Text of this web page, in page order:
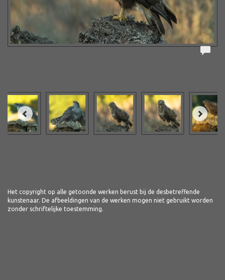
Het copyright op alle getoonde werken berust bij de desbetreffende
kunstenaar. De afbeeldingen van de werken mogen niet gebruikt worden
zonder schriftelijke toestemming.